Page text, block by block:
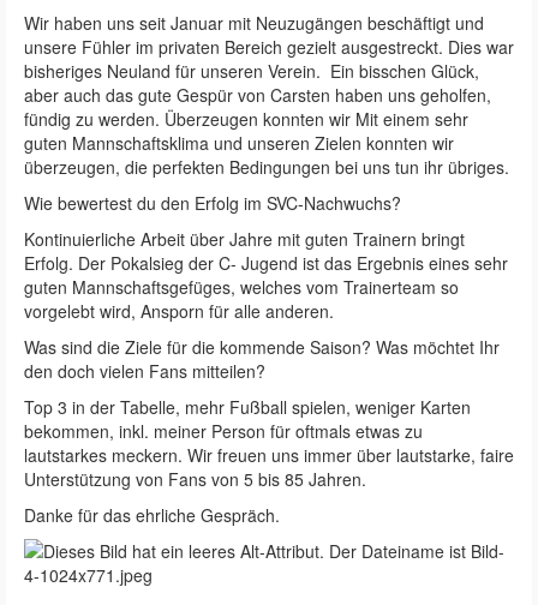
Wir haben uns seit Januar mit Neuzugängen beschäftigt und
unsere Fühler im privaten Bereich gezielt ausgestreckt. Dies war
bisheriges Neuland für unseren Verein. Ein bisschen Glück,
aber auch das gute Gespür von Carsten haben uns geholfen,
fündig zu werden. Überzeugen konnten wir Mit einem sehr
guten Mannschaftsklima und unseren Zielen konnten wir
überzeugen, die perfekten Bedingungen bei uns tun ihr übriges.
Wie bewertest du den Erfolg im SVC-Nachwuchs?
Kontinuierliche Arbeit über Jahre mit guten Trainern bringt
Erfolg. Der Pokalsieg der C- Jugend ist das Ergebnis eines sehr
guten Mannschaftsgefüges, welches vom Trainerteam so
vorgelebt wird, Ansporn für alle anderen.
Was sind die Ziele für die kommende Saison? Was möchtet Ihr
den doch vielen Fans mitteilen?
Top 3 in der Tabelle, mehr Fußball spielen, weniger Karten
bekommen, inkl. meiner Person für oftmals etwas zu
lautstarkes meckern. Wir freuen uns immer über lautstarke, faire
Unterstützung von Fans von 5 bis 85 Jahren.
Danke für das ehrliche Gespräch.